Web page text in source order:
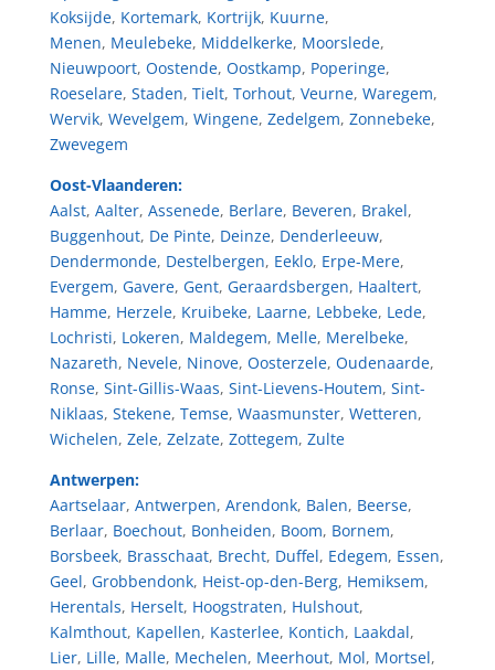
Koksijde, Kortemark, Kortrijk, Kuurne,
Menen, Meulebeke, Middelkerke, Moorslede,
Nieuwpoort, Oostende, Oostkamp, Poperinge,
Roeselare, Staden, Tielt, Torhout, Veurne, Waregem,
Wervik, Wevelgem, Wingene, Zedelgem, Zonnebeke,
Zwevegem
Oost-Vlaanderen:
Aalst, Aalter, Assenede, Berlare, Beveren, Brakel,
Buggenhout, De Pinte, Deinze, Denderleeuw,
Dendermonde, Destelbergen, Eeklo, Erpe-Mere,
Evergem, Gavere, Gent, Geraardsbergen, Haaltert,
Hamme, Herzele, Kruibeke, Laarne, Lebbeke, Lede,
Lochristi, Lokeren, Maldegem, Melle, Merelbeke,
Nazareth, Nevele, Ninove, Oosterzele, Oudenaarde,
Ronse, Sint-Gillis-Waas, Sint-Lievens-Houtem, Sint-
Niklaas, Stekene, Temse, Waasmunster, Wetteren,
Wichelen, Zele, Zelzate, Zottegem, Zulte
Antwerpen:
Aartselaar, Antwerpen, Arendonk, Balen, Beerse,
Berlaar, Boechout, Bonheiden, Boom, Bornem,
Borsbeek, Brasschaat, Brecht, Duffel, Edegem, Essen,
Geel, Grobbendonk, Heist-op-den-Berg, Hemiksem,
Herentals, Herselt, Hoogstraten, Hulshout,
Kalmthout, Kapellen, Kasterlee, Kontich, Laakdal,
Lier, Lille, Malle, Mechelen, Meerhout, Mol, Mortsel,